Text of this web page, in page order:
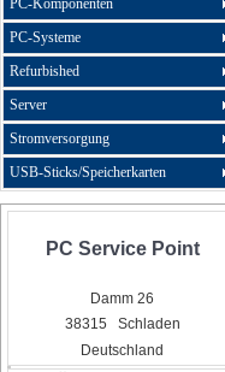
PC-Komponenten
PC-Systeme
Refurbished
Server
Stromversorgung
USB-Sticks/Speicherkarten
PC Service Point
Damm 26
38315 Schladen
Deutschland